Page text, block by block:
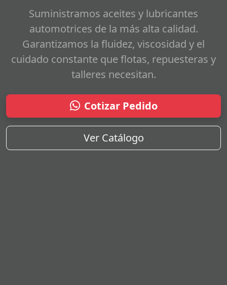
Suministramos aceites y lubricantes
automotrices de la más alta calidad.
Garantizamos la fluidez, viscosidad y el
cuidado constante que flotas, repuesteras y
talleres necesitan.
Cotizar Pedido
Ver Catálogo